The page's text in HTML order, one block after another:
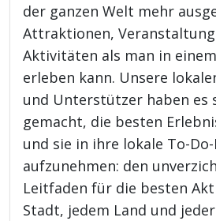
der ganzen Welt mehr
Attraktionen,
Aktivitäten als man in
erleben kann. Unsere
und Unterstützer haben es
gemacht, die besten
und sie in ihre lokale To-
aufzunehmen: den
Leitfaden für die besten
Stadt, jedem Land und